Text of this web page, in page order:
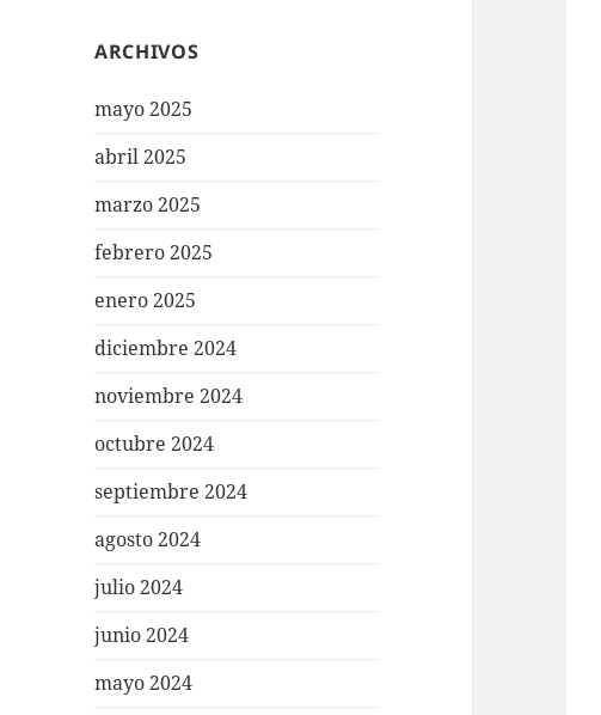
ARCHIVOS
mayo 2025
abril 2025
marzo 2025
febrero 2025
enero 2025
diciembre 2024
noviembre 2024
octubre 2024
septiembre 2024
agosto 2024
julio 2024
junio 2024
mayo 2024